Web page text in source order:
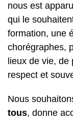
nous est
qui le
formation, une
chorégraphes,
lieux de vie,
respect et
Nous
tous, donne